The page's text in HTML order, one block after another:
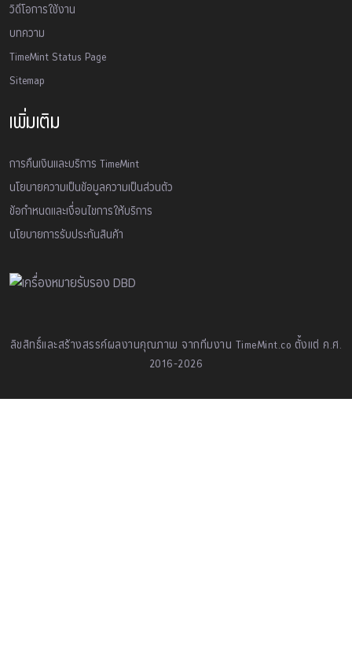
วิดีโอการใช้งาน
บทความ
TimeMint Status Page
Sitemap
เพิ่มเติม
การคืนเงินและบริการ TimeMint
นโยบายความเป็นข้อมูลความเป็นส่วนตัว
ข้อกำหนดและเงื่อนไขการให้บริการ
นโยบายการรับประกันสินค้า
ลิขสิทธิ์และสร้างสรรค์ผลงานคุณภาพ จากทีมงาน TimeMint.co ตั้งแต่ ค.ศ.
2016-2026